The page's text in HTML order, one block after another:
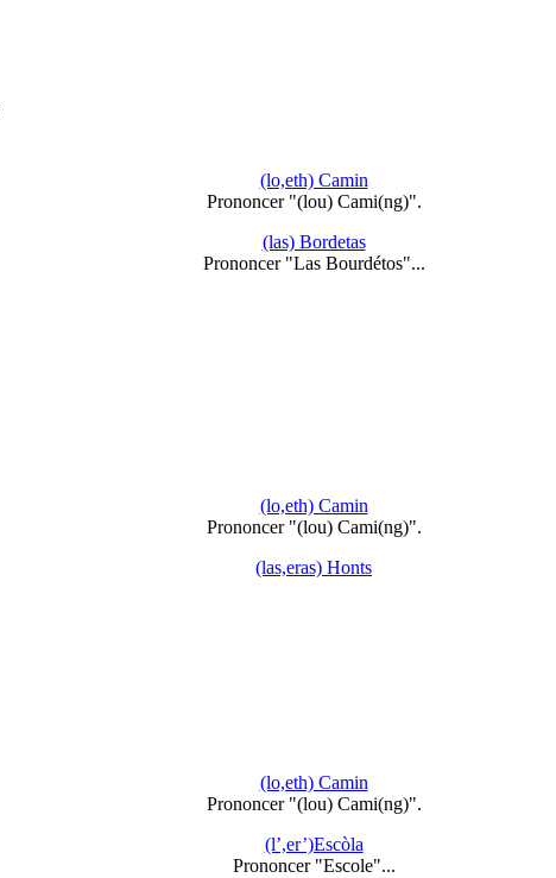
(lo,eth) Camin
Prononcer "(lou) Cami(ng)".
(las) Bordetas
Prononcer "Las Bourdétos"...
(lo,eth) Camin
Prononcer "(lou) Cami(ng)".
(las,eras) Honts
(lo,eth) Camin
Prononcer "(lou) Cami(ng)".
(l’,er’)Escòla
Prononcer "Escole"...